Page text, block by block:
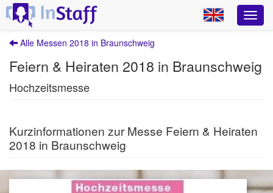
Alle Messen 2018 in Braunschweig
Feiern & Heiraten 2018 in Braunschweig
Hochzeitsmesse
Kurzinformationen zur Messe Feiern & Heiraten
2018 in Braunschweig